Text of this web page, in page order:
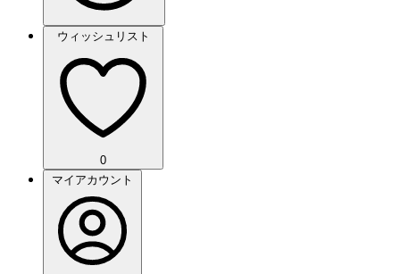
ウィッシュリスト
0
マイアカウント